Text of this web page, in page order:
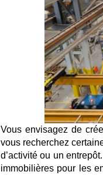
Vous envisagez de
vous recherchez
d’activité ou un
immobilières pour les